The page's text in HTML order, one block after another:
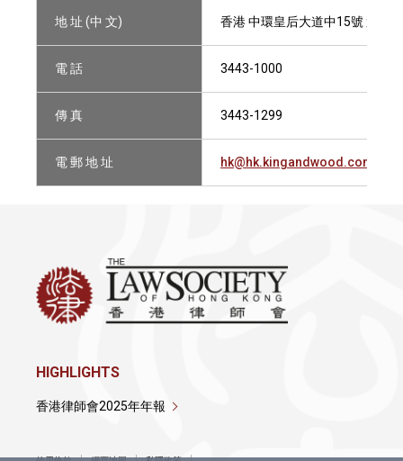
地 址 (中 文) 香港 中環皇后大道中15號 置地
電 話 3443-1000
傳 真 3443-1299
電 郵 地 址 hk@hk.kingandwood.com
HIGHLIGHTS
香港律師會2025年年報